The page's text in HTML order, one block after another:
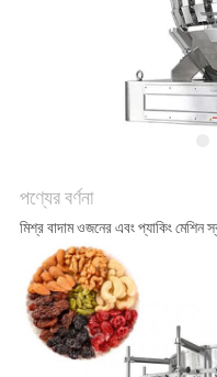
SITEMAP
গোপনীয়তা
নীতি
পণ্যের বর্ণনা
মিশ্র বাদাম ওজনের এবং প্যাকিং মেশিন